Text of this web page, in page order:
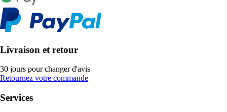
Livraison et retour
30 jours pour changer d'avis
Retournez votre commande
Services